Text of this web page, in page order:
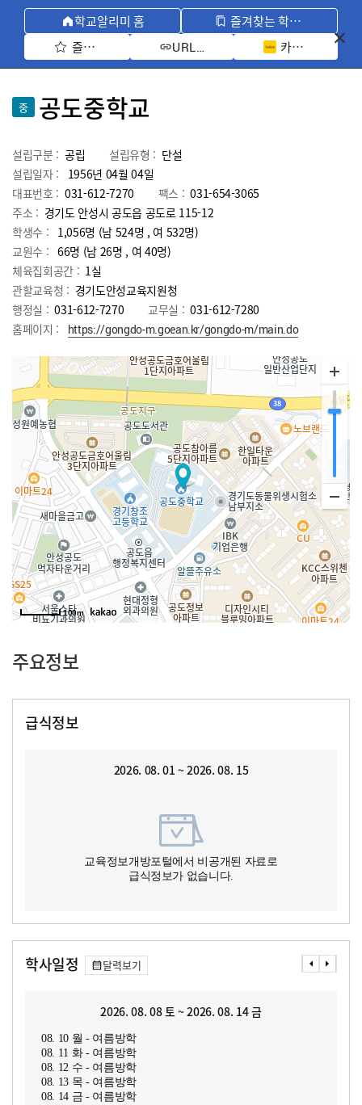
학교알리미 홈
즐겨찾는 학교 모아보기
즐겨찾기 선택
URL 복사 카카오톡 공유
중 공도중학교
설립구분 : 공립 설립유형 : 단설
설립일자 :
1956년 04월 04일
대표번호 : 031-612-7270 팩스 : 031-654-3065
주소 : 경기도 안성시 공도읍 공도로 115-12
학생수 : 1,056명 (남 524명 , 여 532명)
교원수 : 66명 (남 26명 , 여 40명)
체육집회공간 : 1실
관할교육청 : 경기도안성교육지원청
행정실 : 031-612-7270 교무실 : 031-612-7280
홈페이지 :
https://gongdo-m.goean.kr/gongdo-m/main.do
100m
주요정보
급식정보
2026. 08. 01 ~ 2026. 08. 15
교육정보개방포털에서 비공개된 자료로
급식정보가 없습니다.
학사일정 달력보기
2026. 08. 08 토 ~ 2026. 08. 14 금
08. 10 월 - 여름방학
08. 11 화 - 여름방학
08. 12 수 - 여름방학
08. 13 목 - 여름방학
08. 14 금 - 여름방학